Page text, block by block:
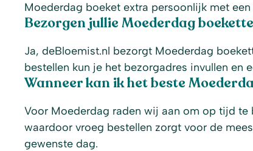
Moederdag boeket extra persoonlijk met
Bezorgen jullie Moederdag
Ja, deBloemist.nl bezorgt Moederdag
bestellen kun je het bezorgadres invullen en
Wanneer kan ik het beste
Voor Moederdag raden wij aan om op tijd te
waardoor vroeg bestellen zorgt voor de
gewenste dag.